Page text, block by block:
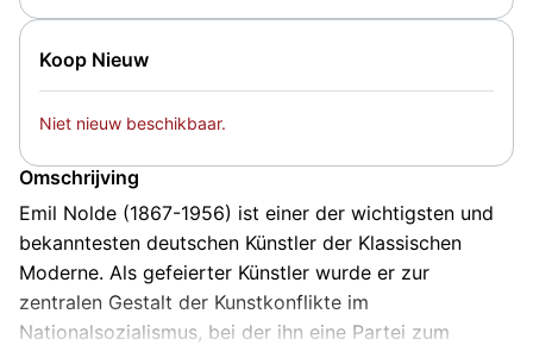
Koop Nieuw
Niet nieuw beschikbaar.
Omschrijving
Emil Nolde (1867-1956) ist einer der wichtigsten und
bekanntesten deutschen Künstler der Klassischen
Moderne. Als gefeierter Künstler wurde er zur
zentralen Gestalt der Kunstkonflikte im
Nationalsozialismus, bei der ihn eine Partei zum